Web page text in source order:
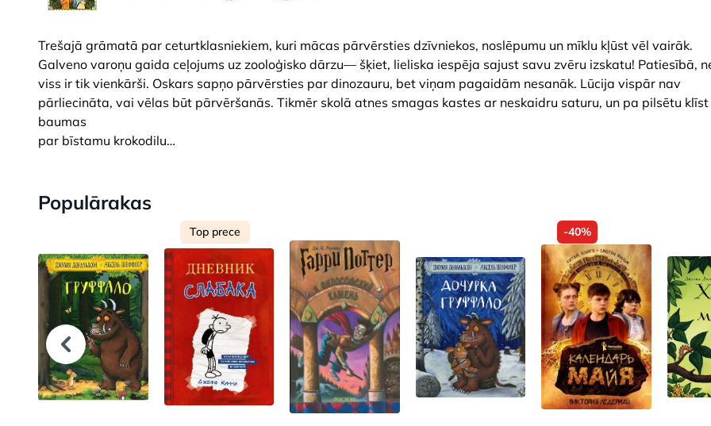
Trešajā grāmatā par ceturtklasniekiem, kuri mācas pārvērsties dzīvniekos, noslēpumu un mīklu kļūst vēl vairāk.
Galveno varoņu gaida ceļojums uz zooloģisko dārzu— šķiet, lieliska iespēja sajust savu zvēru izskatu! Patiesībā,
viss ir tik vienkārši. Oskars sapņo pārvērsties par dinozauru, bet viņam pagaidām nesanāk. Lūcija vispār nav
pārliecināta, vai vēlas būt pārvēršanās. Tikmēr skolā atnes smagas kastes ar neskaidru saturu, un pa pilsētu klīst
baumas
par bīstamu krokodilu…
Populārakas
Top prece -40%